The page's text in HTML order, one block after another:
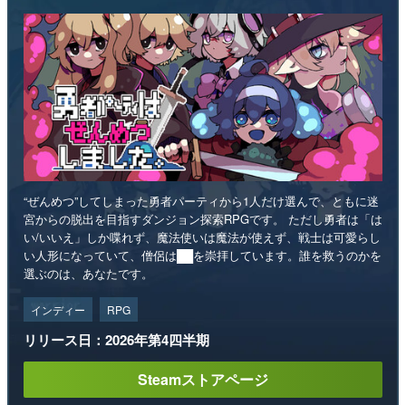
“ぜんめつ”してしまった勇者パーティから1人だけ選んで、ともに迷
宮からの脱出を目指すダンジョン探索RPGです。 ただし勇者は「は
い/いいえ」しか喋れず、魔法使いは魔法が使えず、戦士は可愛らし
い人形になっていて、僧侶は██を崇拝しています。誰を救うのかを
選ぶのは、あなたです。
インディー RPG
リリース日：2026年第4四半期
Steamストアページ